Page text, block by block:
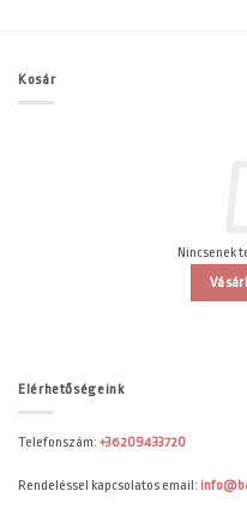
Kosár
Nincsenek
Elérhetőségeink
Telefonszám: +36209433720
Rendeléssel kapcsolatos email: